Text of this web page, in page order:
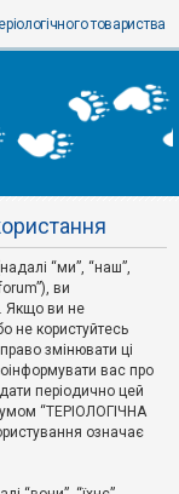
товариства
“ми”, “наш”,
ви
Якщо ви не
не користуйтесь
змінювати ці
вас про
періодично цей
“ТЕРІОЛОГІЧНА
означає